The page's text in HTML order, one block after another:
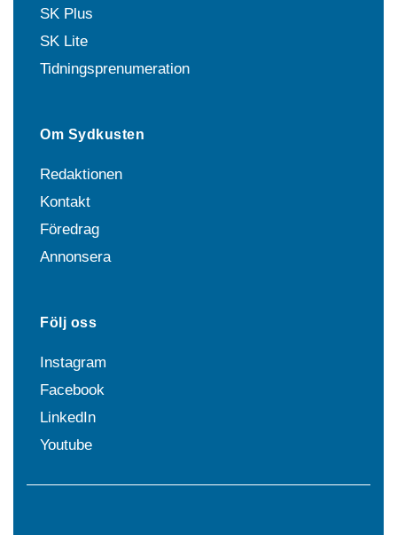
SK Plus
SK Lite
Tidningsprenumeration
Om Sydkusten
Redaktionen
Kontakt
Föredrag
Annonsera
Följ oss
Instagram
Facebook
LinkedIn
Youtube